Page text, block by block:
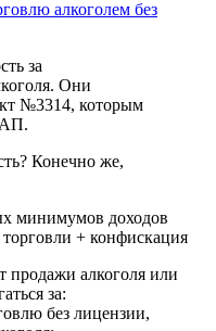
за
Они
№3314, которым
Конечно же,
минимумов доходов
+ конфискация
продажи алкоголя или
за:
без лицензии,